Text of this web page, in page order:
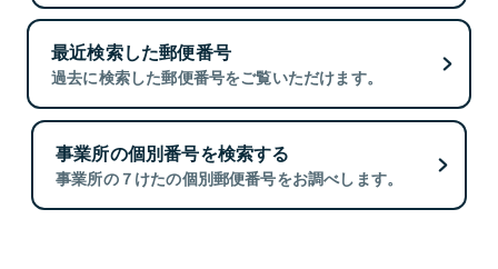
最近検索した郵便番号
過去に検索した郵便番号をご覧いただけます。
事業所の個別番号を検索する
事業所の７けたの個別郵便番号をお調べします。